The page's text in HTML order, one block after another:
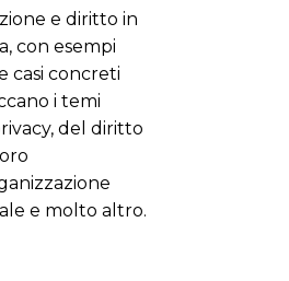
e diritto in
con esempi
casi concreti
i temi
del diritto
e molto altro.